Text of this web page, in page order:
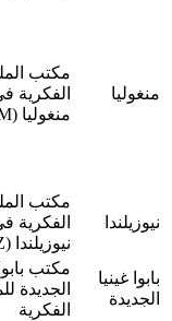
منغوليا
مكتب
الفكرية
منغوليا (IPOM)
‮نيوزيلندا‪
مكتب
الفكرية
نيوزيلندا (IPONZ)
بابوا غينيا
الجديدة
مكتب
الجديدة
الفكرية